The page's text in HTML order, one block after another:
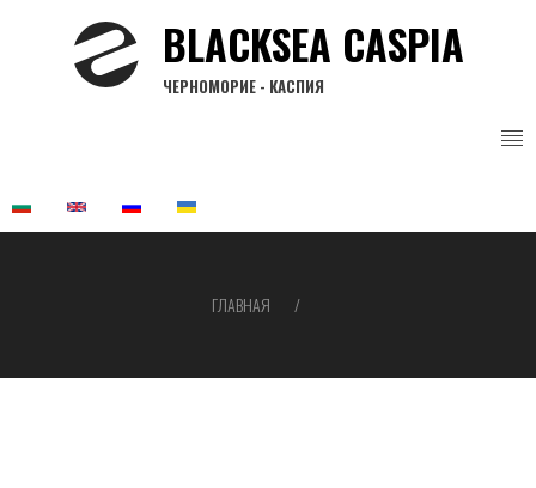
BLACKSEA CASPIA
ЧЕРНОМОРИЕ - КАСПИЯ
навигации
ГЛАВНАЯ